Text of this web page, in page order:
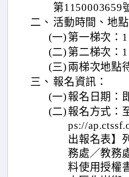
第1150003659
二、 活動時間、地點
(一) 第一梯次：
(二) 第二梯次：
(三) 兩梯次地點
三、 報名資訊：
(一) 報名日期：
(二) 報名方式：
ps://
出報名表】
務處／教務
料使用授權